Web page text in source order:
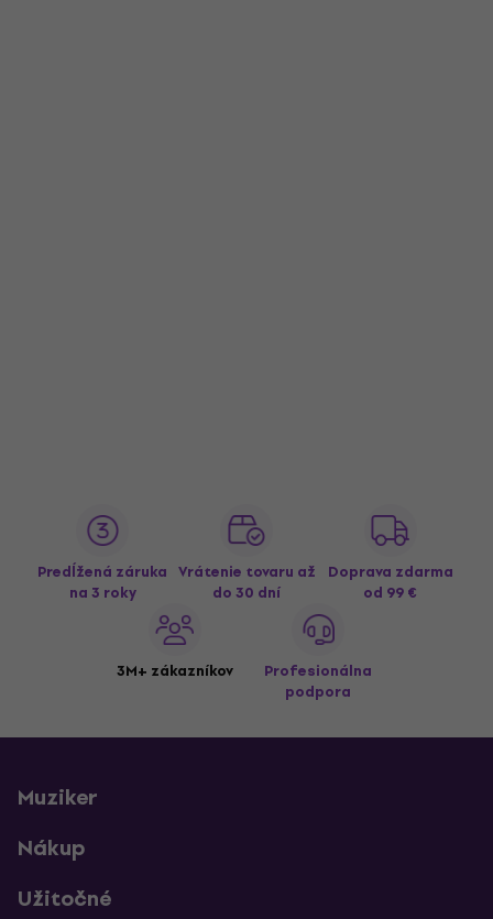
Predĺžená záruka
na 3 roky
Vrátenie tovaru až
do 30 dní
Doprava zdarma
od 99 €
3M+ zákazníkov
Profesionálna
podpora
Muziker
Nákup
Užitočné